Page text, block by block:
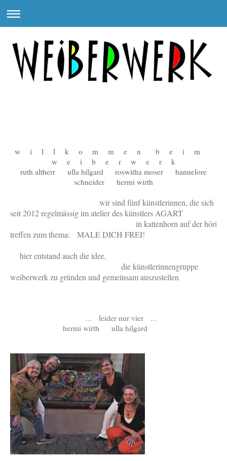
w i l l k o m m e n b e i m
w e i b e r w e r k
ruth altherr ulla hilgard roswitha moser hannelore
schneider hermi wirth
wir sind fünf künstlerinnen, die sich
seit 2012 regelmässig im atelier des künstlers AGART
in kattenhorn auf der höri
treffen zum thema: MALE DICH FREI!
hier entstand auch die idee,
die künstlerinnengruppe
weiberwerk zu gründen und gemeinsam auszustellen
... leider nur vier ...
hermi wirth ulla hilgard